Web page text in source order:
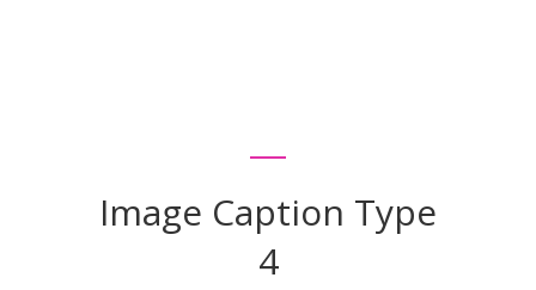
Image Caption Type
4